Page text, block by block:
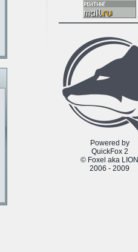
Powered by
QuickFox 2
© Foxel aka LION
2006 - 2009